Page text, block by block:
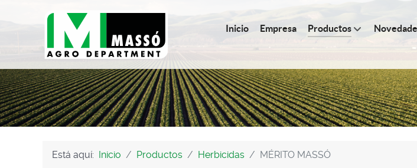
Inicio Empresa Productos
Está aquí: Inicio Productos Herbicidas MÉRITO MASSÓ